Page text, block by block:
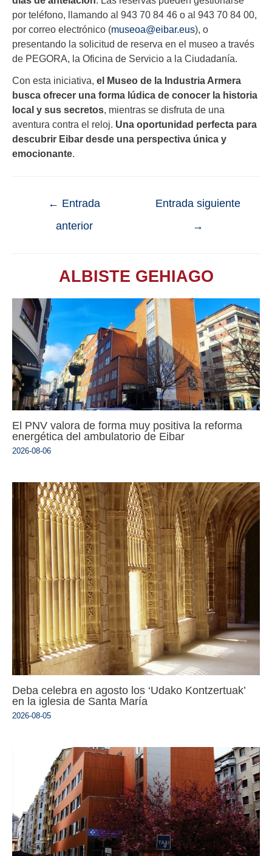
por teléfono, llamando al 943 70 84 46 o al 943 70 84 00,
por correo electrónico (museoa@eibar.eus), o
presentando la solicitud de reserva en el museo a través
de PEGORA, la Oficina de Servicio a la Ciudadanía.
Con esta iniciativa, el Museo de la Industria Armera
busca ofrecer una forma lúdica de conocer la historia
local y sus secretos, mientras se disfruta de una
aventura contra el reloj. Una oportunidad perfecta para
descubrir Eibar desde una perspectiva única y
emocionante.
← Entrada
anterior
Entrada siguiente
→
ALBISTE GEHIAGO
El PNV valora de forma muy positiva la reforma
energética del ambulatorio de Eibar
2026-08-06
Deba celebra en agosto los ‘Udako Kontzertuak’
en la iglesia de Santa María
2026-08-05